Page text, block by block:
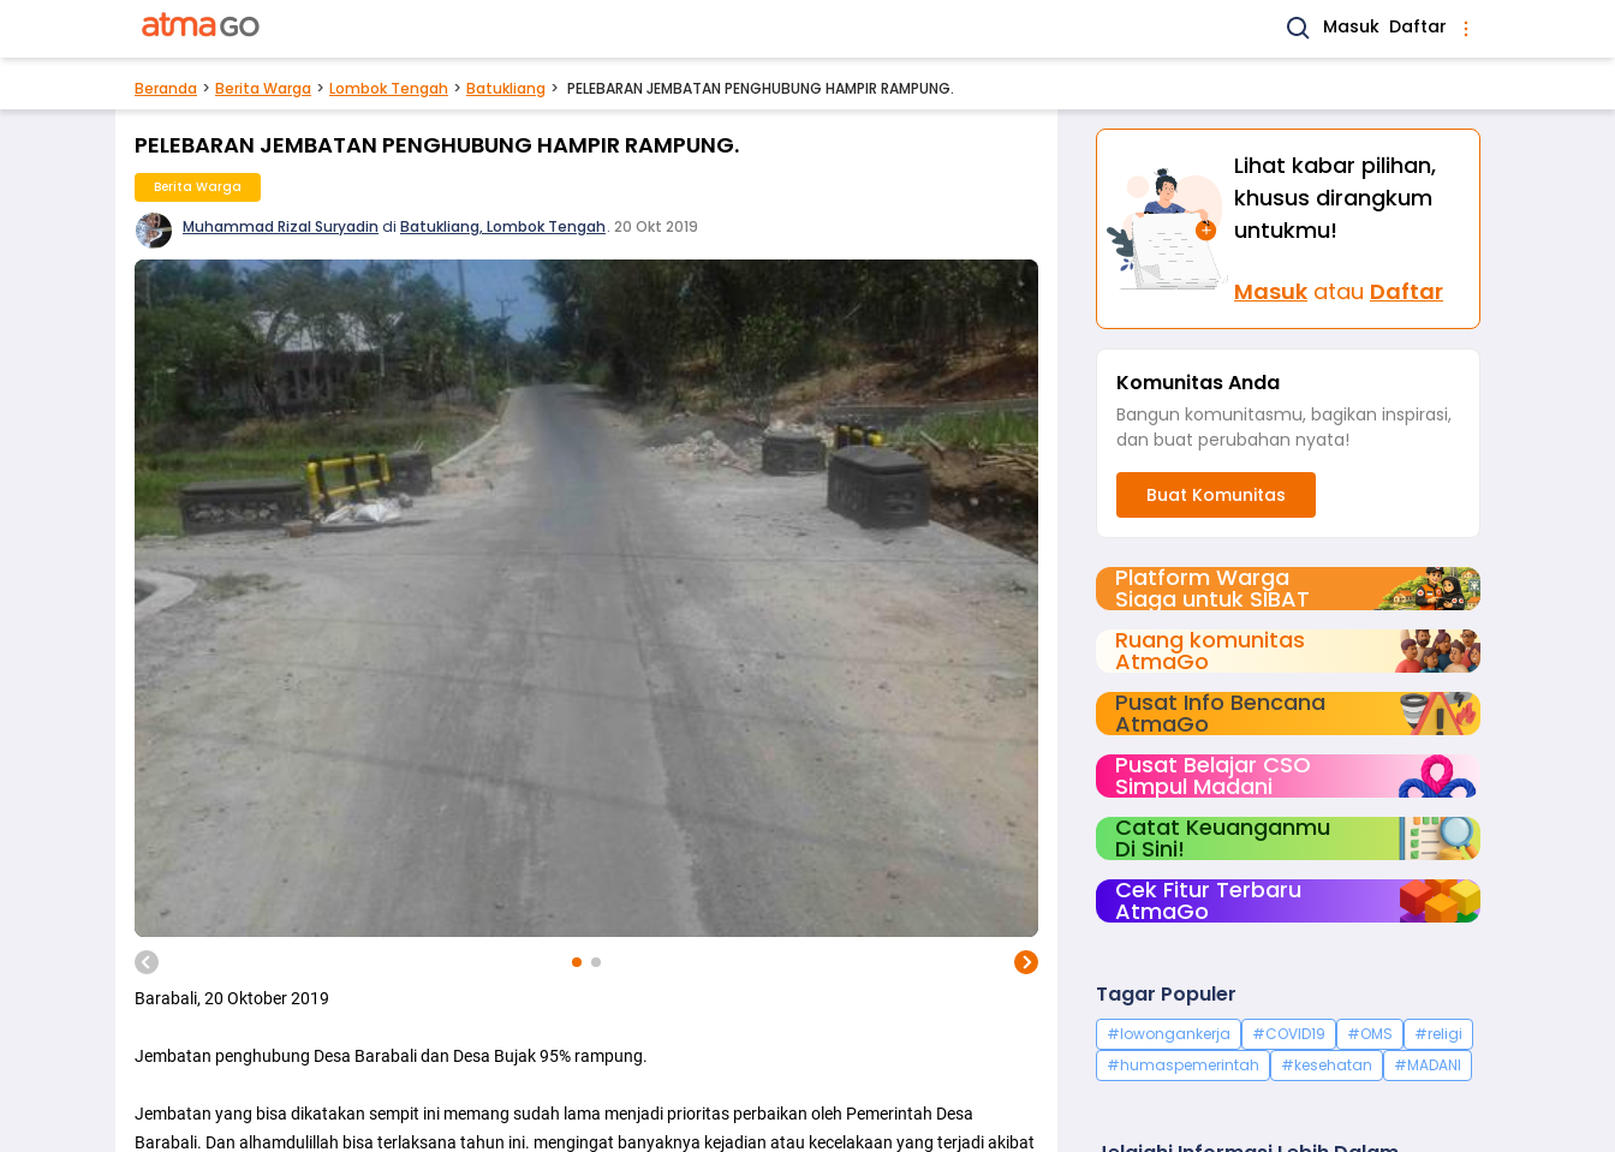
Masuk Daftar
Beranda Berita Warga Lombok Tengah Batukliang PELEBARAN JEMBATAN PENGHUBUNG HAMPIR RAMPUNG.
PELEBARAN JEMBATAN PENGHUBUNG HAMPIR RAMPUNG.
Berita Warga
Muhammad Rizal Suryadin di Batukliang, Lombok Tengah. 20 Okt 2019
Barabali, 20 Oktober 2019
Jembatan penghubung Desa Barabali dan Desa Bujak 95% rampung.
Jembatan yang bisa dikatakan sempit ini memang sudah lama menjadi prioritas perbaikan oleh Pemerintah Desa
Barabali. Dan alhamdulillah bisa terlaksana tahun ini. mengingat banyaknya kejadian atau kecelakaan yang terjadi akibat
Lihat kabar pilihan,
khusus dirangkum
untukmu!
Masuk atau Daftar
Komunitas Anda
Bangun komunitasmu, bagikan inspirasi,
dan buat perubahan nyata!
Buat Komunitas
Platform Warga
Siaga untuk SIBAT
Ruang komunitas
AtmaGo
Pusat Info Bencana
AtmaGo
Pusat Belajar CSO
Simpul Madani
Catat Keuanganmu
Di Sini!
Cek Fitur Terbaru
AtmaGo
Tagar Populer
#lowongankerja #COVID19 #OMS
#religi
#humaspemerintah
#kesehatan #MADANI